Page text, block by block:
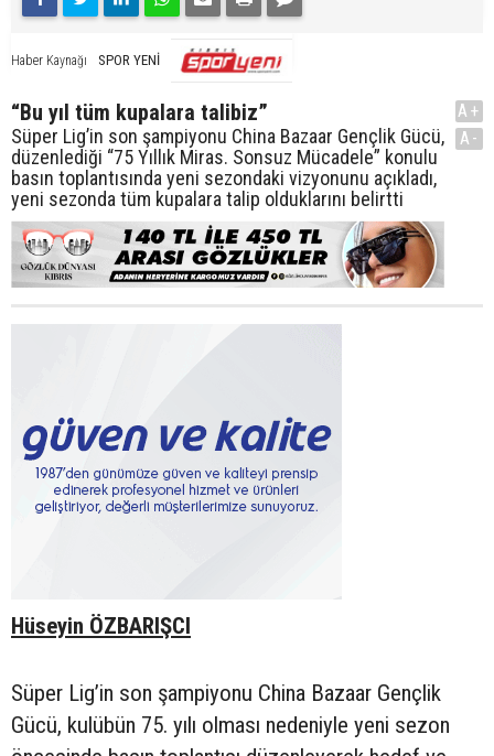
Haber Kaynağı SPOR YENİ
“Bu yıl tüm kupalara talibiz”
Süper Lig’in son şampiyonu China Bazaar Gençlik Gücü,
düzenlediği “75 Yıllık Miras. Sonsuz Mücadele” konulu
basın toplantısında yeni sezondaki vizyonunu açıkladı,
yeni sezonda tüm kupalara talip olduklarını belirtti
A+
A-
Hüseyin ÖZBARIŞCI
Süper Lig’in son şampiyonu China Bazaar Gençlik
Gücü, kulübün 75. yılı olması nedeniyle yeni sezon